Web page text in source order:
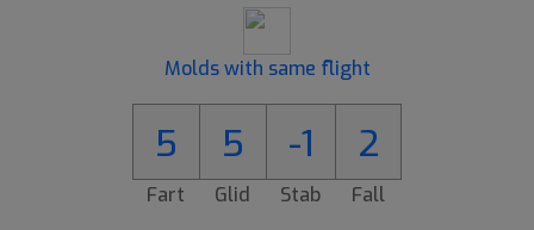
Molds with same flight
5 5 -1 2
Fart Glid Stab Fall